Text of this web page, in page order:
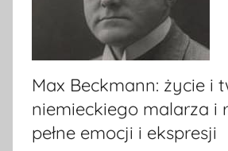
Max Beckmann: życie i
niemieckiego malarza i
pełne emocji i ekspresji